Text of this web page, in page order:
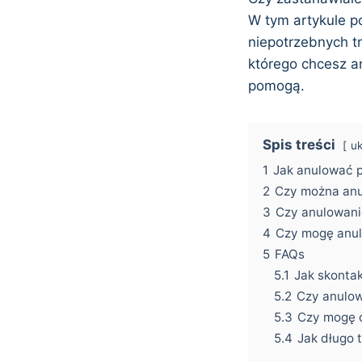
W tym artykule
niepotrzebnych
którego chcesz
pomogą.
Spis treści
1 Jak anulować
2 Czy można
3 Czy
4 Czy mogę
5 FAQs
5.1 Jak
5.2 Czy
5.3 Czy mogę
5.4 Jak długo